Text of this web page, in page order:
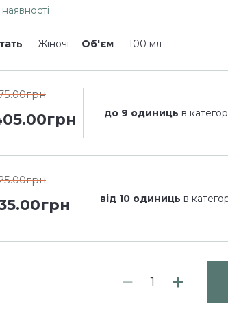
— Жіночі Об'єм — 100 мл
до 9 одиниць в
від 10 одиниць в